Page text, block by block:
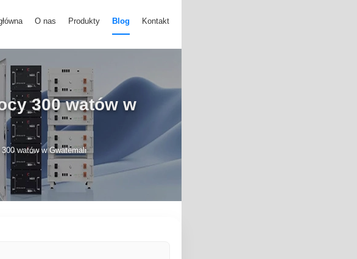
O nas Produkty Blog Kontakt
300 watów w
watów w Gwatemali